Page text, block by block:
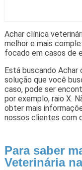
Achar clínica
melhor e mais
focado em casos de
Está buscando Achar
solução que você
caso, pode ser
por exemplo, raio X.
obter mais
nossos clientes com
Para saber
Veterinária